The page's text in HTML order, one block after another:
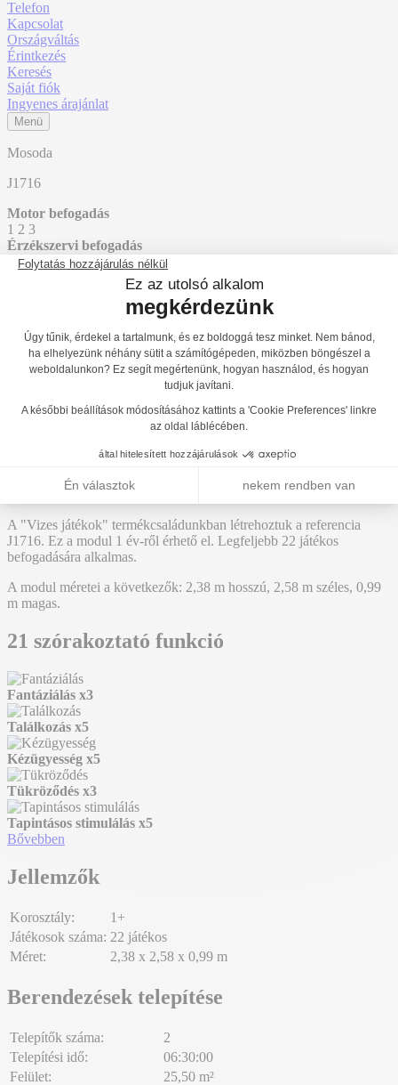
Telefon
Kapcsolat
Országváltás
Érintkezés
Keresés
Saját fiók
Ingyenes árajánlat
Menü
Mosoda
J1716
Motor befogadás
1 2 3
Érzékszervi befogadás
2 3
Játszóterek Érzékelést fejlesztő és oktató jellegű
J1715
Vissza a listához
J1717
J1716
játszóterekre - J1716
A "Vizes játékok" termékcsaládunkban létrehoztuk a referencia
J1716. Ez a modul 1 év-ről érhető el. Legfeljebb 22 játékos
befogadására alkalmas.
A modul méretei a következők: 2,38 m hosszú, 2,58 m széles, 0,99
m magas.
21 szórakoztató funkció
Fantáziálás x3
Találkozás x5
Kézügyesség x5
Tükröződés x3
Tapintásos stimulálás x5
Bővebben
Jellemzők
Korosztály:
1+
Játékosok száma: 22 játékos
Méret:
2,38 x 2,58 x 0,99 m
Berendezések telepítése
Telepítők száma:
2
Telepítési idő:
06:30:00
Felület:
25,50 m²